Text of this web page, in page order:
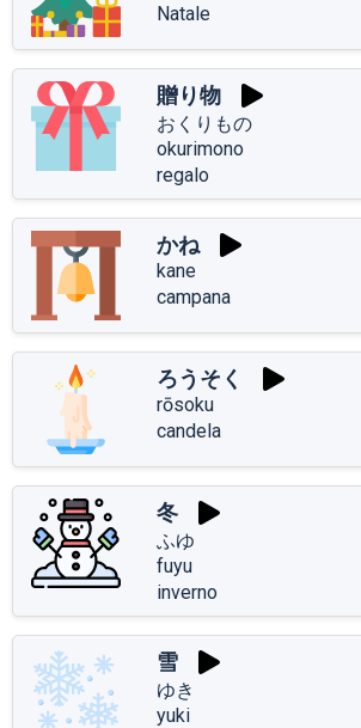
Natale
贈り物
おくりもの
okurimono
regalo
かね
kane
campana
ろうそく
rōsoku
candela
冬
ふゆ
fuyu
inverno
雪
ゆき
yuki